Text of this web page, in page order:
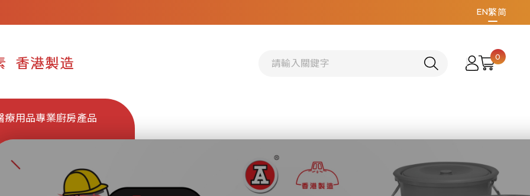
EN繁简
0
療用品專業廚房產品